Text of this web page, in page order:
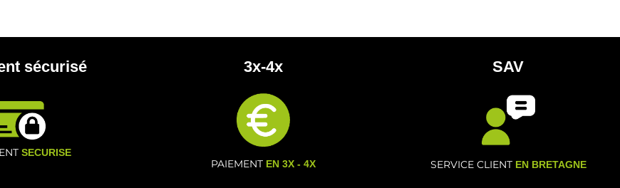
sécurisé
SECURISE
3x-4x
PAIEMENT EN 3X - 4X
SAV
SERVICE CLIENT EN BRETAGNE